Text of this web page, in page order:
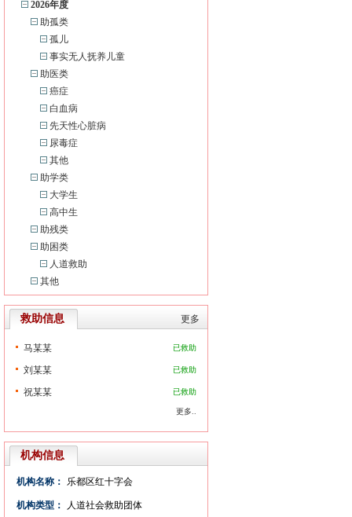
2026年度
助孤类
孤儿
事实无人抚养儿童
助医类
癌症
白血病
先天性心脏病
尿毒症
其他
助学类
大学生
高中生
助残类
助困类
人道救助
其他
更多
救助信息
已救助
马某某
已救助
刘某某
已救助
祝某某
更多..
机构信息
机构名称： 乐都区红十字会
机构类型： 人道社会救助团体